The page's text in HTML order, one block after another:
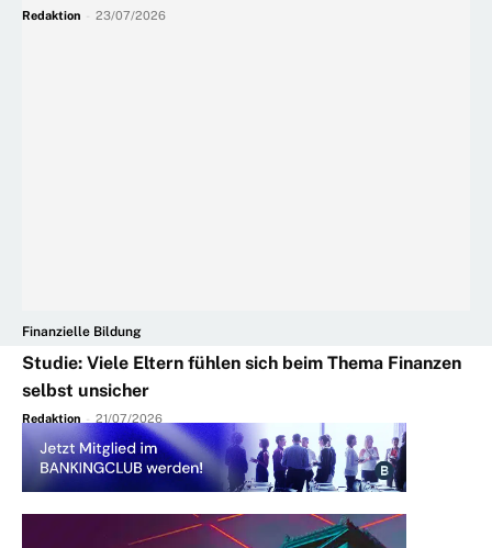
Redaktion 23/07/2026
Finanzielle Bildung
Studie: Viele Eltern fühlen sich beim Thema Finanzen
selbst unsicher
Redaktion - 21/07/2026